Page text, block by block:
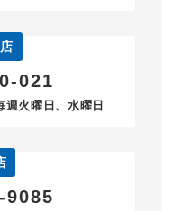
021
火曜日、水曜日
9085